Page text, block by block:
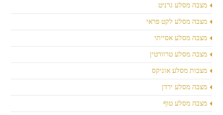
מצבה מסלע גרניט
מצבה מסלע לקט פראי
מצבה מסלע אסייתי
מצבה מסלע טרוורטין
מצבות מסלע אוניקס
מצבה מסלע ירדן
מצבה מסלע טוף